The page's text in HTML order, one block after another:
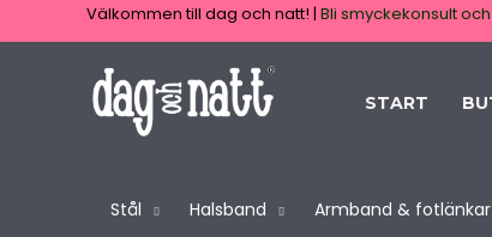
till
Välkommen till dag och natt! | Bli smyckekonsult
START
Stål Halsband Armband & fotlänkar